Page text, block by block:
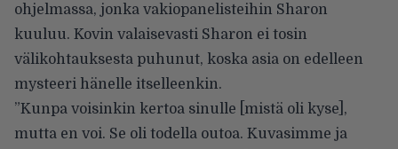
ohjelmassa, jonka vakiopanelisteihin Sharon
kuuluu. Kovin valaisevasti Sharon ei tosin
välikohtauksesta puhunut, koska asia on edelleen
mysteeri hänelle itselleenkin.
”Kunpa voisinkin kertoa sinulle [mistä oli kyse],
mutta en voi. Se oli todella outoa. Kuvasimme ja